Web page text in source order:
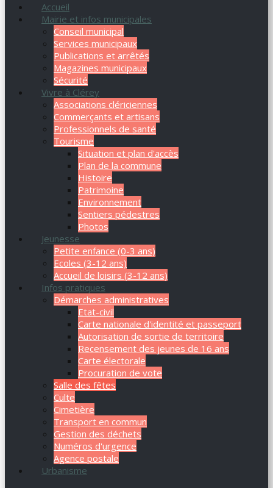
Accueil
Mairie et infos municipales
Conseil municipal
Services municipaux
Publications et arrêtés
Magazines municipaux
Sécurité
Vivre à Clérey
Associations clériciennes
Commerçants et artisans
Professionnels de santé
Tourisme
Situation et plan d'accès
Plan de la commune
Histoire
Patrimoine
Environnement
Sentiers pédestres
Photos
Jeunesse
Petite enfance (0-3 ans)
Ecoles (3-12 ans)
Accueil de loisirs (3-12 ans)
Infos pratiques
Démarches administratives
Etat-civil
Carte nationale d'identité et passeport
Autorisation de sortie de territoire
Recensement des jeunes de 16 ans
Carte électorale
Procuration de vote
Salle des fêtes
Culte
Cimetière
Transport en commun
Gestion des déchets
Numéros d'urgence
Agence postale
Urbanisme